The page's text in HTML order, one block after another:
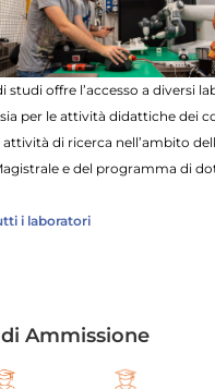
studi offre l’accesso a diversi
per le attività didattiche dei
attività di ricerca nell’ambito
e del programma di
i laboratori
Ammissione